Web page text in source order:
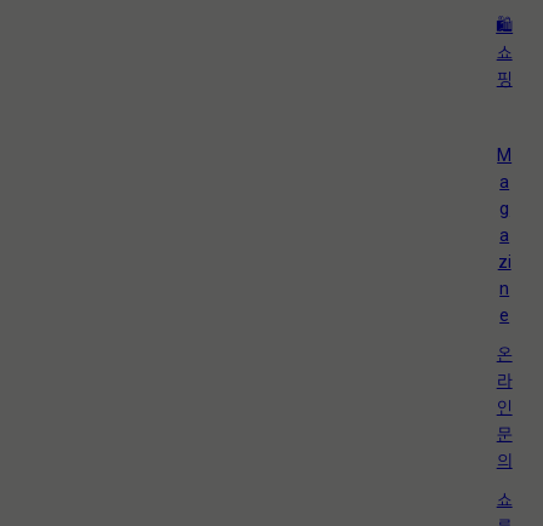
🛍️
쇼
핑
M
a
g
a
zi
n
e
온
라
인
문
의
쇼